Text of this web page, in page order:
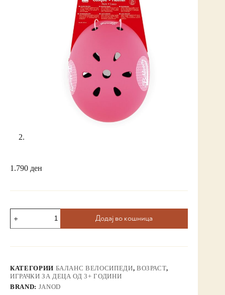
1.790 ден
Додај во кошница
КАТЕГОРИИ БАЛАНС ВЕЛОСИПЕДИ, ВОЗРАСТ,
ИГРАЧКИ ЗА ДЕЦА ОД 3+ ГОДИНИ
BRAND: JANOD